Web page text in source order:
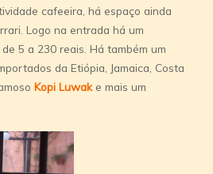
cafeeira, há espaço ainda
Logo na entrada há um
5 a 230 reais. Há também um
da Etiópia, Jamaica, Costa
Kopi Luwake mais um